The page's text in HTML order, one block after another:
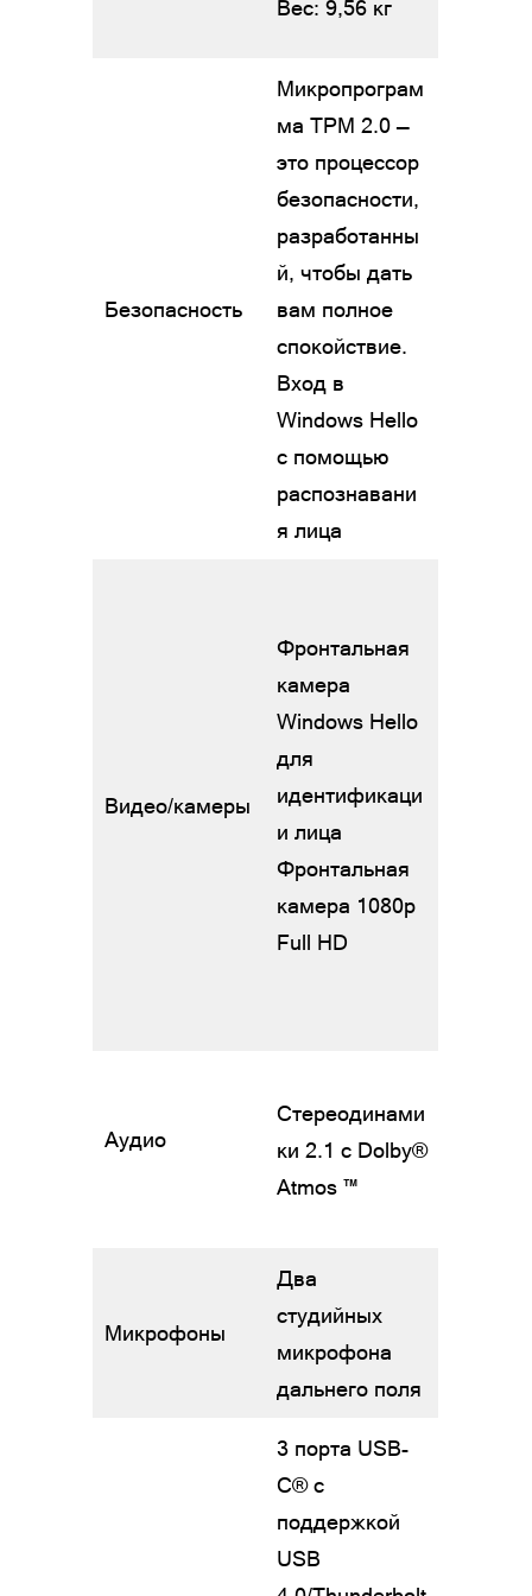
Вес: 9,56 кг
Безопасность
Микропрограм
ма TPM 2.0 —
это процессор
безопасности,
разработанны
й, чтобы дать
вам полное
спокойствие.
Вход в
Windows Hello
с помощью
распознавани
я лица
Видео/камеры
Фронтальная
камера
Windows Hello
для
идентификаци
и лица
Фронтальная
камера 1080p
Full HD
Аудио
Стереодинами
ки 2.1 с Dolby®
Atmos ™
Микрофоны
Два
студийных
микрофона
дальнего поля
3 порта USB-
C® с
поддержкой
USB